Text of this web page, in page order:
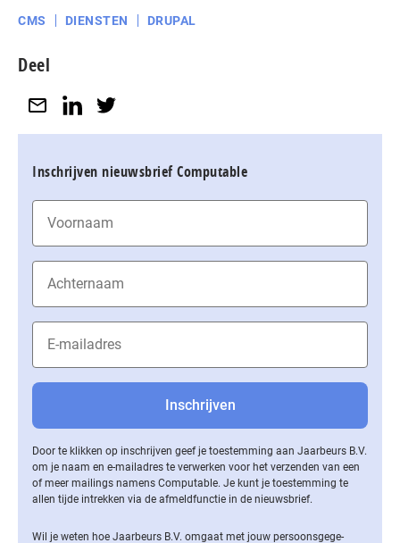
CMS DIENSTEN DRUPAL
Deel
Inschrijven nieuwsbrief Computable
Door te klikken op inschrijven geef je toestemming aan Jaarbeurs B.V.
om je naam en e-mailadres te verwerken voor het verzenden van een
of meer mailings namens Computable. Je kunt je toestemming te
allen tijde intrekken via de af­meld­func­tie in de nieuwsbrief.
Wil je weten hoe Jaarbeurs B.V. omgaat met jouw per­soons­ge­ge­